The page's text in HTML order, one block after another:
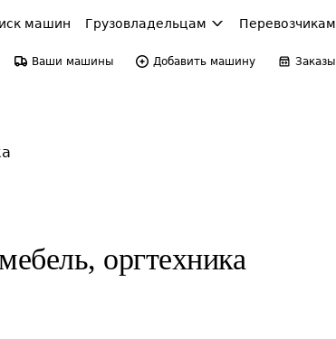
машин Грузовладельцам Перевозчикам
Ваши машины Добавить машину Заказы
оргтехника